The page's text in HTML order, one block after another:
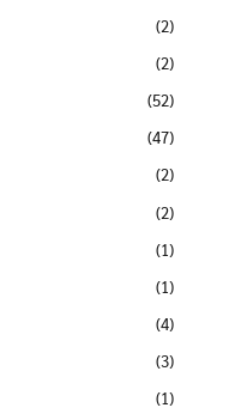
(2)
(2)
(52)
(47)
(2)
(2)
(1)
(1)
(4)
(3)
(1)